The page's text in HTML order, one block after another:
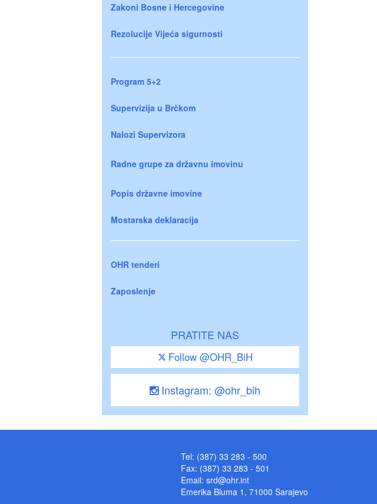
Zakoni Bosne i Hercegovine
Rezolucije Vijeća sigurnosti
Program 5+2
Supervizija u Brčkom
Nalozi Supervizora
Radne grupe za državnu imovinu
Popis državne imovine
Mostarska deklaracija
OHR tenderi
Zaposlenje
PRATITE NAS
Follow @OHR_BiH
Instagram: @ohr_bih
Tel: (387) 33 283 - 500
Fax: (387) 33 283 - 501
Email: srd@ohr.int
Emerika Bluma 1, 71000 Sarajevo